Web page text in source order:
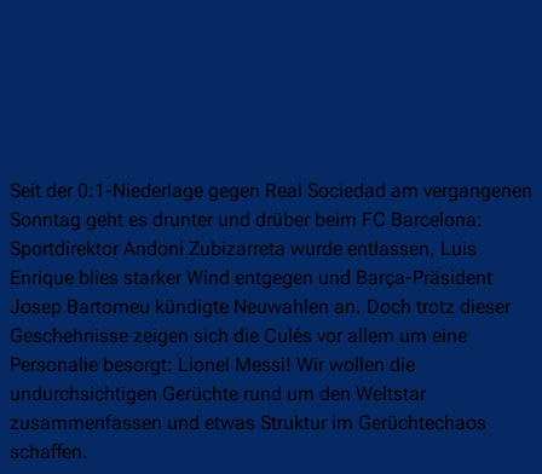
Seit der 0:1-Niederlage gegen Real Sociedad am vergangenen
Sonntag geht es drunter und drüber beim FC Barcelona:
Sportdirektor Andoni Zubizarreta wurde entlassen, Luis
Enrique blies starker Wind entgegen und Barça-Präsident
Josep Bartomeu kündigte Neuwahlen an. Doch trotz dieser
Geschehnisse zeigen sich die Culés vor allem um eine
Personalie besorgt: Lionel Messi! Wir wollen die
undurchsichtigen Gerüchte rund um den Weltstar
zusammenfassen und etwas Struktur im Gerüchtechaos
schaffen.